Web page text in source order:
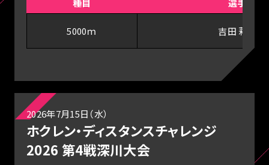
種目 選手
5000ｍ 吉田 莉帆
2026年7月15日（水）
ホクレン・ディスタンスチャレンジ
2026 第4戦深川大会